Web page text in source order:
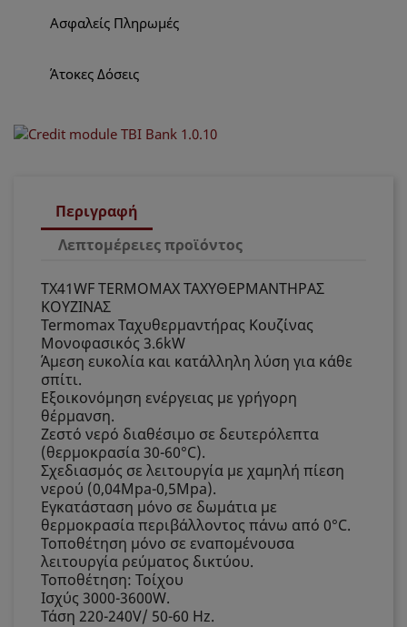
Ασφαλείς Πληρωμές
Άτοκες Δόσεις
Περιγραφή
Λεπτομέρειες προϊόντος
TX41WF TERMOMAX ΤΑΧΥΘΕΡΜΑΝΤΗΡΑΣ
ΚΟΥΖΙΝΑΣ
Termomax Ταχυθερμαντήρας Κουζίνας
Μονοφασικός 3.6kW
Άμεση ευκολία και κατάλληλη λύση για κάθε
σπίτι.
Εξοικονόμηση ενέργειας με γρήγορη
θέρμανση.
Ζεστό νερό διαθέσιμο σε δευτερόλεπτα
(θερμοκρασία 30-60°C).
Σχεδιασμός σε λειτουργία με χαμηλή πίεση
νερού (0,04Mpa-0,5Mpa).
Εγκατάσταση μόνο σε δωμάτια με
θερμοκρασία περιβάλλοντος πάνω από 0°C.
Τοποθέτηση μόνο σε εναπομένουσα
λειτουργία ρεύματος δικτύου.
Τοποθέτηση: Τοίχου
Ισχύς 3000-3600W.
Τάση 220-240V/ 50-60 Hz.